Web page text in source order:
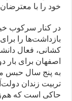
خود را با
در کنار سرکوب
بازداشت‌ها را
به پنج سال حبس
تربیت زندان
حاکی است که